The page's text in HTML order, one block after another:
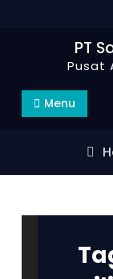
PT
Pusat
Menu